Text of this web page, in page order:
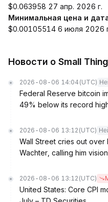
$0.063958 27 апр. 2026 г.
Минимальная цена и
$0.00105514 6 июля 2026
Новости о Small Thing
2026-08-06 14:04 (UTC)
Federal Reserve bitcoin
49% below its record
2026-08-06 13:12 (UTC)
Wall Street cries out over
Wachter, calling him
2026-08-06 13:12 (UTC)
United States: Core CPI